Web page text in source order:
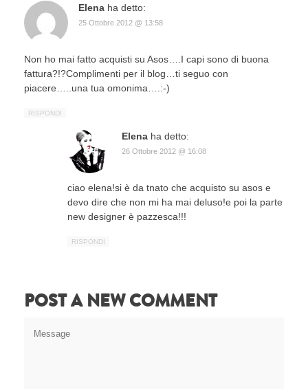
Elena ha detto:
25 Ottobre 2012 @ 13:58
Non ho mai fatto acquisti su Asos….I capi sono di buona
fattura?!?Complimenti per il blog…ti seguo con
piacere…..una tua omonima….:-)
RISPONDI
Elena ha detto:
26 Ottobre 2012 @ 16:08
ciao elena!si è da tnato che acquisto su asos e
devo dire che non mi ha mai deluso!e poi la parte
new designer è pazzesca!!!
RISPONDI
POST A NEW COMMENT